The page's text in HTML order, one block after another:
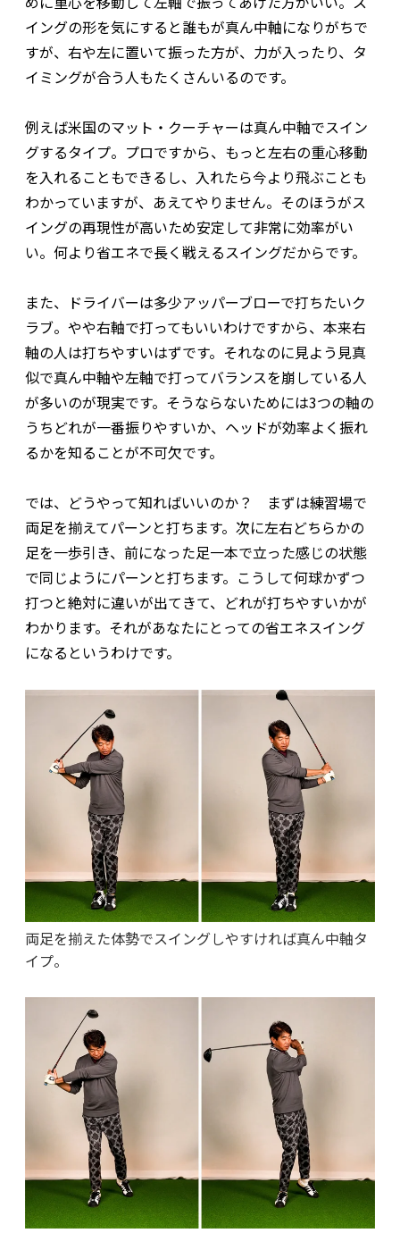
イングの形を気にすると誰もが真ん中軸になりがちで
すが、右や左に置いて振った方が、力が入ったり、タ
イミングが合う人もたくさんいるのです。
例えば米国のマット・クーチャーは真ん中軸でスイン
グするタイプ。プロですから、もっと左右の重心移動
を入れることもできるし、入れたら今より飛ぶことも
わかっていますが、あえてやりません。そのほうがス
イングの再現性が高いため安定して非常に効率がい
い。何より省エネで長く戦えるスイングだからです。
また、ドライバーは多少アッパーブローで打ちたいク
ラブ。やや右軸で打ってもいいわけですから、本来右
軸の人は打ちやすいはずです。それなのに見よう見真
似で真ん中軸や左軸で打ってバランスを崩している人
が多いのが現実です。そうならないためには3つの軸の
うちどれが一番振りやすいか、ヘッドが効率よく振れ
るかを知ることが不可欠です。
では、どうやって知ればいいのか？ まずは練習場で
両足を揃えてパーンと打ちます。次に左右どちらかの
足を一歩引き、前になった足一本で立った感じの状態
で同じようにパーンと打ちます。こうして何球かずつ
打つと絶対に違いが出てきて、どれが打ちやすいかが
わかります。それがあなたにとっての省エネスイング
になるというわけです。
両足を揃えた体勢でスイングしやすければ真ん中軸タ
イプ。